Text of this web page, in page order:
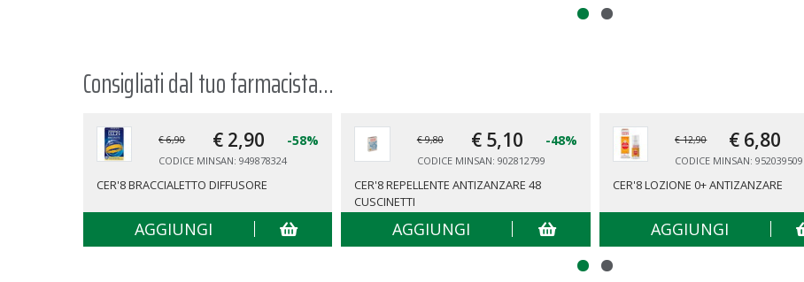
Consigliati dal tuo farmacista...
€ 6,90 € 2,90 -58%
CODICE MINSAN: 949878324
CER'8 BRACCIALETTO DIFFUSORE
AGGIUNGI
€ 9,80 € 5,10 -48%
CODICE MINSAN: 902812799
CER'8 REPELLENTE ANTIZANZARE 48
CUSCINETTI
AGGIUNGI
€ 12,90 € 6,80
CODICE MINSAN: 952039509
CER'8 LOZIONE 0+ ANTIZANZARE
AGGIUNGI